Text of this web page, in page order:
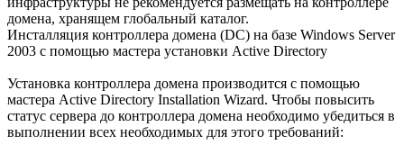
домена, хранящем глобальный каталог.
Инсталляция контроллера домена (DC) на базе Windows Server
2003 с помощью мастера установки Active Directory
Установка контроллера домена производится с помощью
мастера Active Directory Installation Wizard. Чтобы повысить
статус сервера до контроллера домена необходимо убедиться в
выполнении всех необходимых для этого требований: